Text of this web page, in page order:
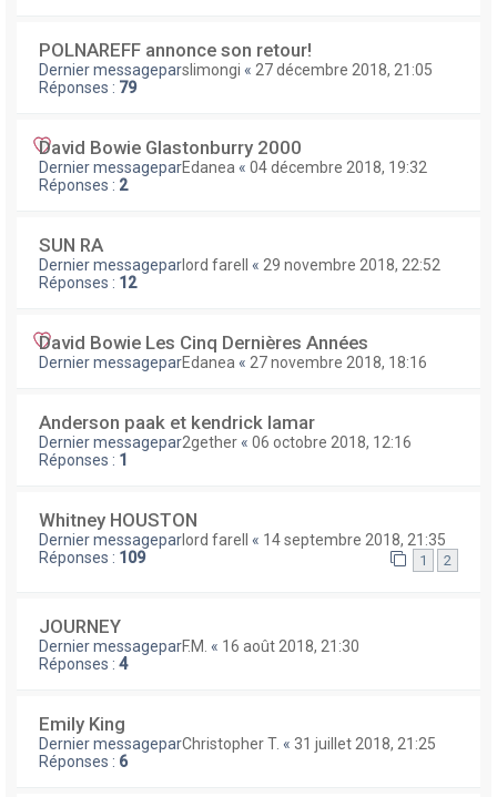
POLNAREFF annonce son retour!
Dernier messageparslimongi « 27 décembre 2018, 21:05
Réponses : 79
David Bowie Glastonburry 2000
Dernier messageparEdanea « 04 décembre 2018, 19:32
Réponses : 2
SUN RA
Dernier messageparlord farell « 29 novembre 2018, 22:52
Réponses : 12
David Bowie Les Cinq Dernières Années
Dernier messageparEdanea « 27 novembre 2018, 18:16
Anderson paak et kendrick lamar
Dernier messagepar2gether « 06 octobre 2018, 12:16
Réponses : 1
Whitney HOUSTON
Dernier messageparlord farell « 14 septembre 2018, 21:35
Réponses : 109 1 2
JOURNEY
Dernier messageparF.M. « 16 août 2018, 21:30
Réponses : 4
Emily King
Dernier messageparChristopher T. « 31 juillet 2018, 21:25
Réponses : 6